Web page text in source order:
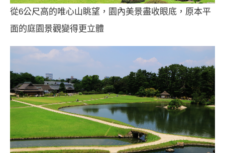
從6公尺高的唯心山眺望，園內美景盡收眼底，原本平
面的庭園景觀變得更立體